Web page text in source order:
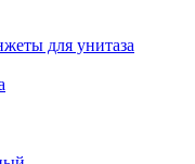
для унитаза